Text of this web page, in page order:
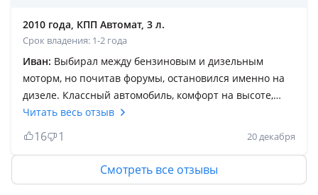
2010 года, КПП Автомат, 3 л.
Срок владения: 1-2 года
Иван: Выбирал между бензиновым и дизельным
моторм, но почитав форумы, остановился именно на
дизеле. Классный автомобиль, комфорт на высоте,
(особенно с сидениями "комфорт") хорошая динамика
разгона, езда доставляет только удовольствие.
Небольшой расход солярки и динамика разгона как у
самолёта, не оставляет равнодушным. Жаль мастеров
у нас мало по дизельным бмв и когда сталкиваешся с
Читать весь отзыв
16 1 20 декабря
Смотреть все отзывы